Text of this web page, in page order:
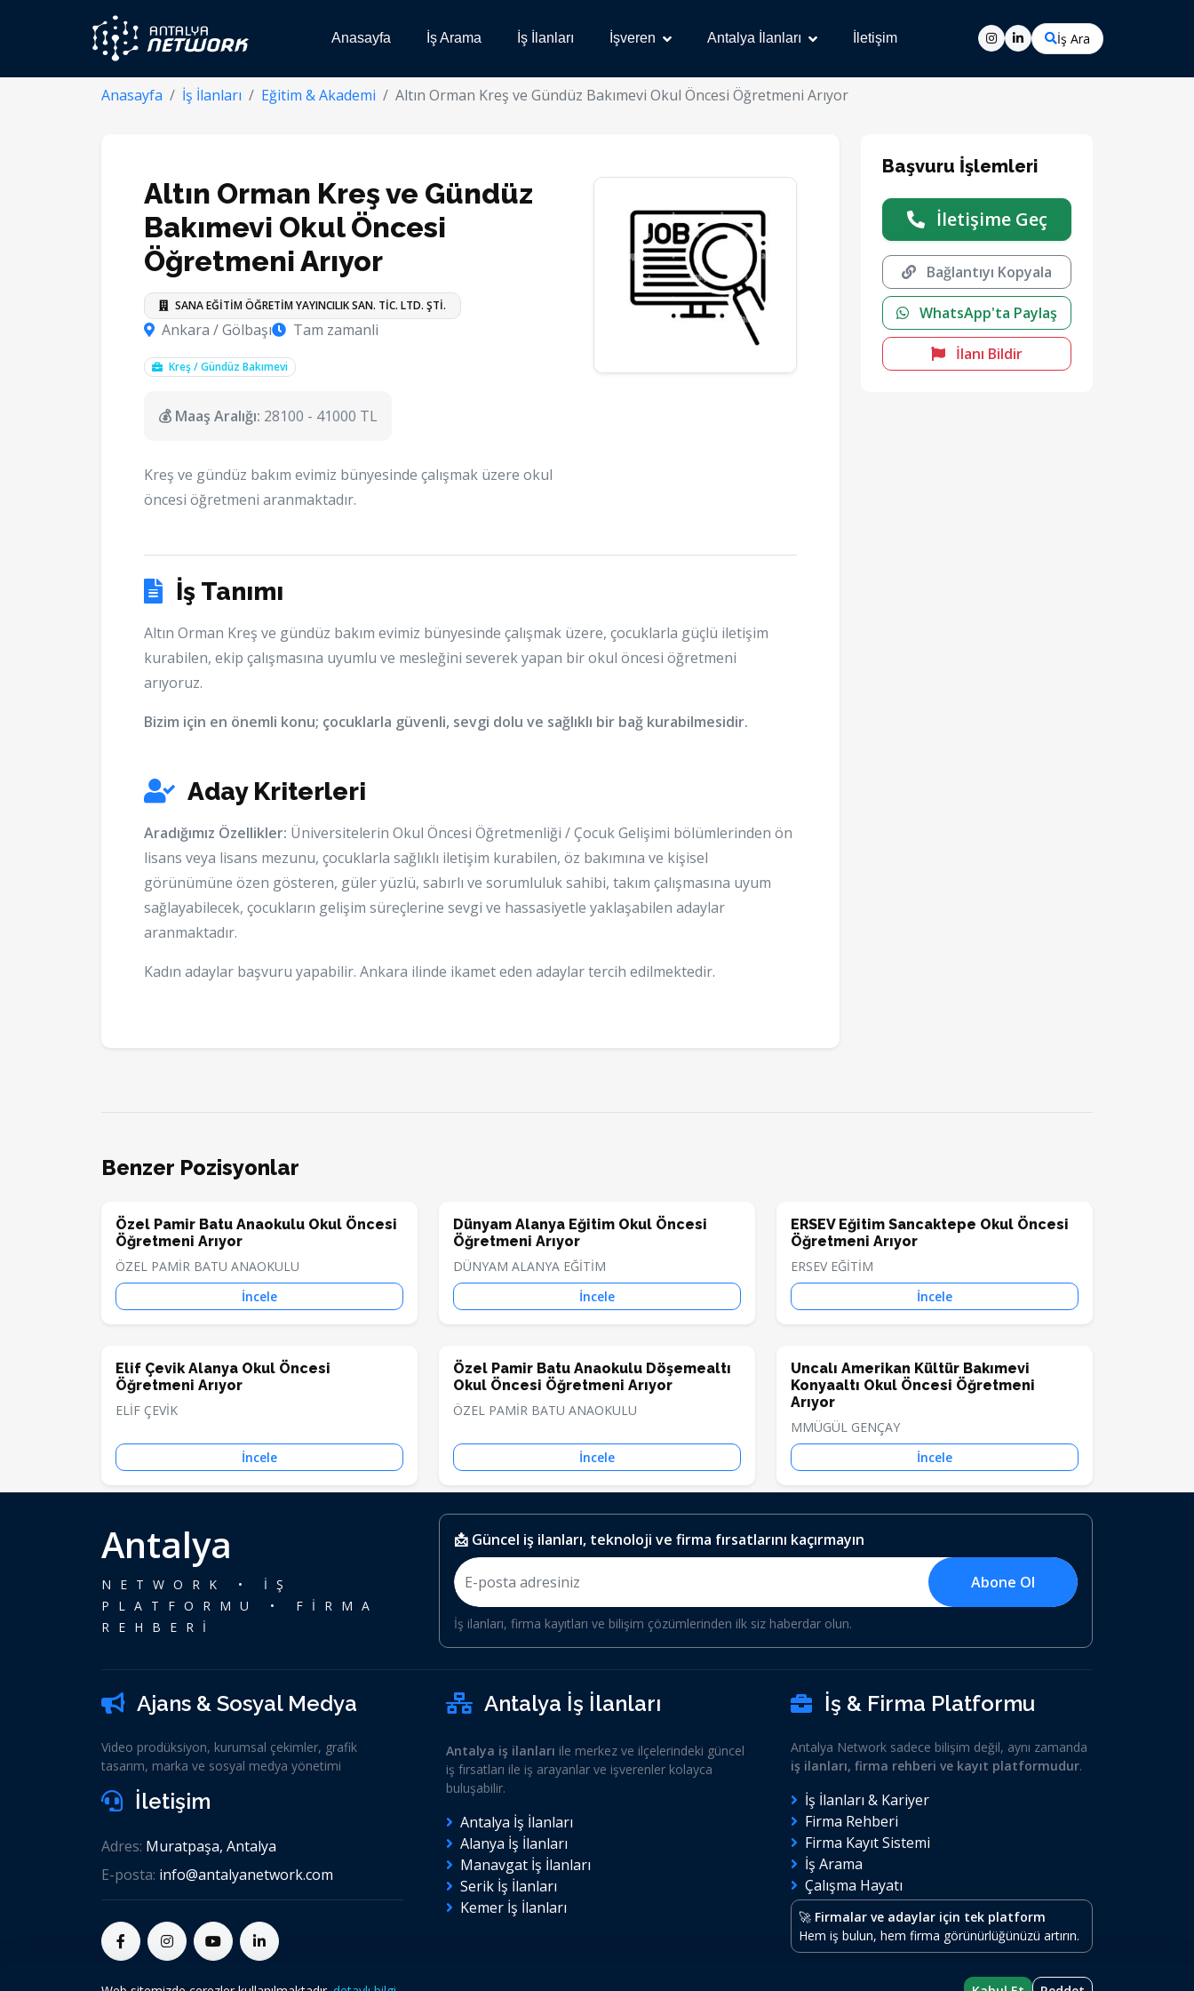
Anasayfa İş Arama İş İlanları İşveren Antalya İlanları İletişim İş Ara
Anasayfa İş İlanları Eğitim & Akademi Altın Orman Kreş ve Gündüz Bakımevi Okul Öncesi Öğretmeni Arıyor
Altın Orman Kreş ve Gündüz
Bakımevi Okul Öncesi
Öğretmeni Arıyor
SANA EĞİTİM ÖĞRETİM YAYINCILIK SAN. TİC. LTD. ŞTİ.
Ankara / Gölbaşı Tam zamanli
Kreş / Gündüz Bakımevi
💰 Maaş Aralığı: 28100 - 41000 TL
Kreş ve gündüz bakım evimiz bünyesinde çalışmak üzere okul
öncesi öğretmeni aranmaktadır.
İş Tanımı
Altın Orman Kreş ve gündüz bakım evimiz bünyesinde çalışmak üzere, çocuklarla güçlü iletişim
kurabilen, ekip çalışmasına uyumlu ve mesleğini severek yapan bir okul öncesi öğretmeni
arıyoruz.
Bizim için en önemli konu; çocuklarla güvenli, sevgi dolu ve sağlıklı bir bağ kurabilmesidir.
Aday Kriterleri
Aradığımız Özellikler: Üniversitelerin Okul Öncesi Öğretmenliği / Çocuk Gelişimi bölümlerinden ön
lisans veya lisans mezunu, çocuklarla sağlıklı iletişim kurabilen, öz bakımına ve kişisel
görünümüne özen gösteren, güler yüzlü, sabırlı ve sorumluluk sahibi, takım çalışmasına uyum
sağlayabilecek, çocukların gelişim süreçlerine sevgi ve hassasiyetle yaklaşabilen adaylar
aranmaktadır.
Kadın adaylar başvuru yapabilir. Ankara ilinde ikamet eden adaylar tercih edilmektedir.
Başvuru İşlemleri
İletişime Geç
Bağlantıyı Kopyala
WhatsApp'ta Paylaş
İlanı Bildir
Benzer Pozisyonlar
Özel Pamir Batu Anaokulu Okul Öncesi
Öğretmeni Arıyor
ÖZEL PAMİR BATU ANAOKULU
İncele
Dünyam Alanya Eğitim Okul Öncesi
Öğretmeni Arıyor
DÜNYAM ALANYA EĞİTİM
İncele
ERSEV Eğitim Sancaktepe Okul Öncesi
Öğretmeni Arıyor
ERSEV EĞİTİM
İncele
Elif Çevik Alanya Okul Öncesi
Öğretmeni Arıyor
ELİF ÇEVİK
İncele
Özel Pamir Batu Anaokulu Döşemealtı
Okul Öncesi Öğretmeni Arıyor
ÖZEL PAMİR BATU ANAOKULU
İncele
Uncalı Amerikan Kültür Bakımevi
Konyaaltı Okul Öncesi Öğretmeni
Arıyor
MMÜGÜL GENÇAY
İncele
Antalya
NETWORK • İŞ
PLATFORMU • FİRMA
REHBERİ
📩 Güncel iş ilanları, teknoloji ve firma fırsatlarını kaçırmayın
Abone Ol
İş ilanları, firma kayıtları ve bilişim çözümlerinden ilk siz haberdar olun.
Ajans & Sosyal Medya
Video prodüksiyon, kurumsal çekimler, grafik
tasarım, marka ve sosyal medya yönetimi
İletişim
Adres: Muratpaşa, Antalya
E-posta: info@antalyanetwork.com
Antalya İş İlanları
Antalya iş ilanları ile merkez ve ilçelerindeki güncel
iş fırsatları ile iş arayanlar ve işverenler kolayca
buluşabilir.
Antalya İş İlanları
Alanya İş İlanları
Manavgat İş İlanları
Serik İş İlanları
Kemer İş İlanları
İş & Firma Platformu
Antalya Network sadece bilişim değil, aynı zamanda
iş ilanları, firma rehberi ve kayıt platformudur.
İş İlanları & Kariyer
Firma Rehberi
Firma Kayıt Sistemi
İş Arama
Çalışma Hayatı
🚀 Firmalar ve adaylar için tek platform
Hem iş bulun, hem firma görünürlüğünüzü artırın.